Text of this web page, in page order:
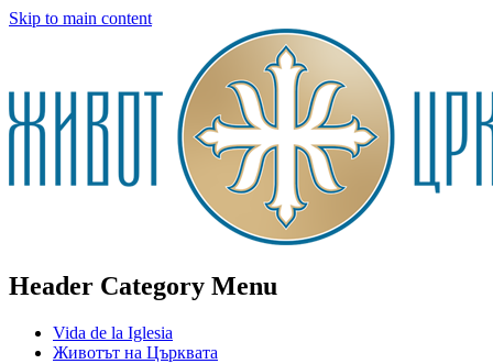
Skip to main content
Header Category Menu
Vida de la Iglesia
Животът на Църквата